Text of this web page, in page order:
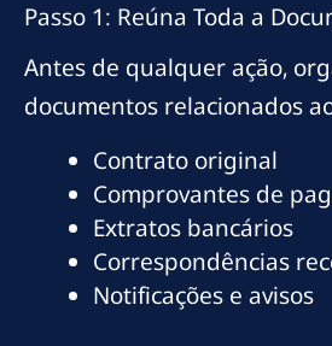
Passo 1: Reúna Toda a
Antes de qualquer ação,
documentos relacionados
Contrato original
Comprovantes de
Extratos bancários
Correspondências
Notificações e avisos